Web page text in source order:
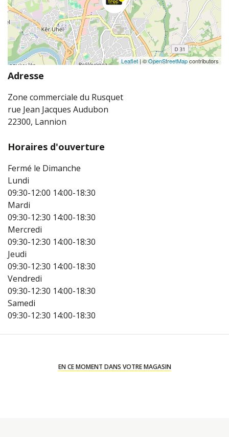
Leaflet| ©OpenStreetMapcontributors
Adresse
Zone commerciale du Rusquet
rue Jean Jacques Audubon
22300, Lannion
Horaires d'ouverture
Fermé le Dimanche
Lundi
09:30-12:00 14:00-18:30
Mardi
09:30-12:30 14:00-18:30
Mercredi
09:30-12:30 14:00-18:30
Jeudi
09:30-12:30 14:00-18:30
Vendredi
09:30-12:30 14:00-18:30
Samedi
09:30-12:30 14:00-18:30
EN CE MOMENT DANS VOTRE MAGASIN